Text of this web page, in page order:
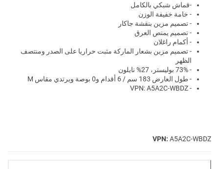
-قماش شبكي بالكامل
- خامة خفيفة الوزن
- تصميم مزين بنقشة جاكار
- تصميم يمتص العرق
- أكمام راغلان
- تصميم مزين بشعار الماركة مثبت حراريا على الصدر ومنتصف
الظهر
- 73% بوليستر، 27% نايلون
- طول العارض 183 سم / 6 أقدام و0 بوصة ويرتدي مقاس M
- VPN: A5A2C-WBDZ
VPN: A5A2C-WBDZ